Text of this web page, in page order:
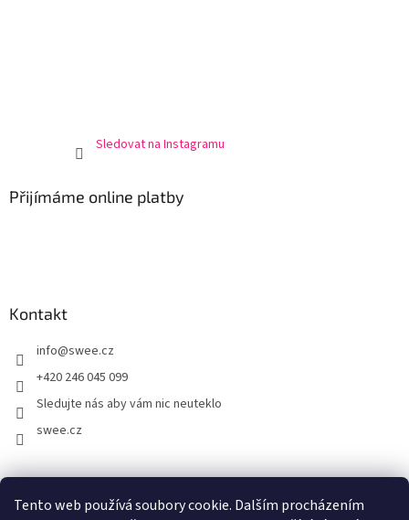
Tento web používá soubory cookie. Dalším procházením
Sledovat na Instagramu
Přijímáme online platby
Kontakt
info@swee.cz
+420 246 045 099
Sledujte nás aby vám nic neuteklo
swee.cz